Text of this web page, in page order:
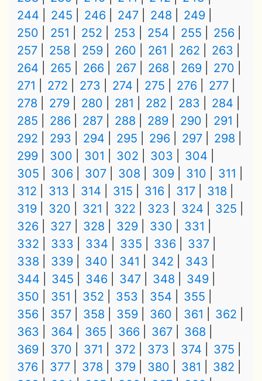
244
245 246 247 248
249
250
251 252 253 254 255
256
257
258 259 260 261 262
263
264
265 266 267 268 269
270
271
272 273 274 275 276
277
278
279 280 281 282 283
284
285
286 287 288 289 290
291
292
293 294 295 296 297
298
299
300 301 302 303
304
305
306 307 308 309 310
311
312
313 314 315 316 317
318
319
320 321 322 323 324
325
326
327 328 329 330
331
332
333 334 335 336
337
338
339 340 341 342
343
344
345 346 347 348
349
350
351 352 353 354
355
356
357 358 359 360 361
362
363
364 365 366 367
368
369
370 371 372 373 374
375
376
377 378 379 380 381
382